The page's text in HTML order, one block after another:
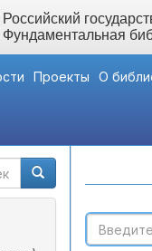
Российский
Фундаментальная
Проекты О